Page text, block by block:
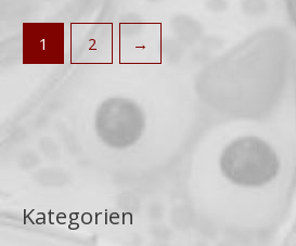
Kategorien
1 2 →